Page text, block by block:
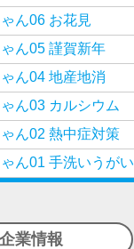
ん06 お花見
ん05 謹賀新年
ん04 地産地消
ん03 カルシウム
ん02 熱中症対策
ん01 手洗いうがい
企業情報